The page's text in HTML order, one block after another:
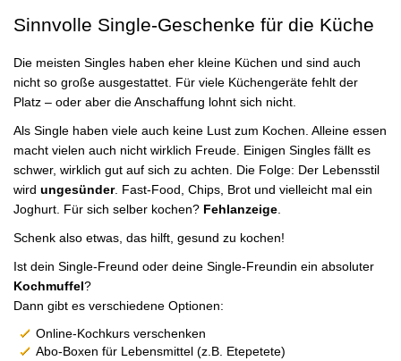
Sinnvolle Single-Geschenke für die Küche
Die meisten Singles haben eher kleine Küchen und sind auch
nicht so große ausgestattet. Für viele Küchengeräte fehlt der
Platz – oder aber die Anschaffung lohnt sich nicht.
Als Single haben viele auch keine Lust zum Kochen. Alleine essen
macht vielen auch nicht wirklich Freude. Einigen Singles fällt es
schwer, wirklich gut auf sich zu achten. Die Folge: Der Lebensstil
wird ungesünder. Fast-Food, Chips, Brot und vielleicht mal ein
Joghurt. Für sich selber kochen? Fehlanzeige
Schenk also etwas, das hilft, gesund zu kochen!
Ist dein Single-Freund oder deine Single-Freundin ein absoluter
Kochmuffel?
Dann gibt es verschiedene Optionen:
Online-Kochkurs verschenken
Abo-Boxen für Lebensmittel (z.B. Etepetete)